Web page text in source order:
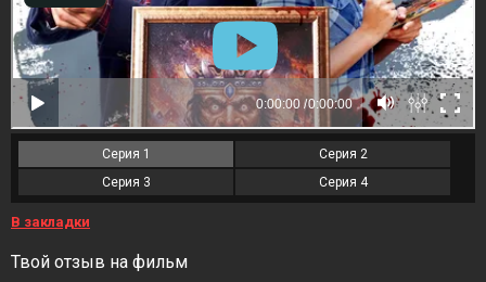
Серия 1
Серия 2
Серия 3
Серия 4
В закладки
Твой отзыв на фильм